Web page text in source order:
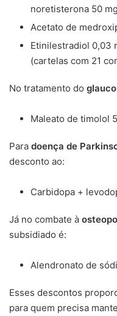
noretisterona 50 mg
Acetato de
Etinilestradiol 0,03
(cartelas com 21
No tratamento do
Maleato de timolol
Para doença de
desconto ao:
Carbidopa +
Já no combate à
subsidiado é:
Alendronato de
Esses descontos
para quem precisa